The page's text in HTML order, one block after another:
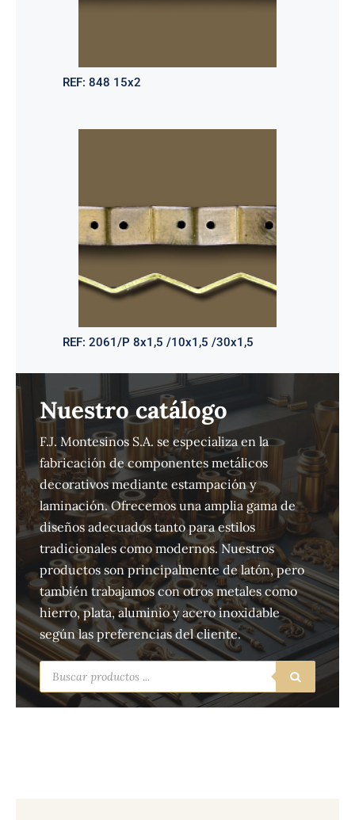
REF: 848 15x2
REF: 2061/P 8x1,5 /10x1,5 /30x1,5
Nuestro catálogo
F.J. Montesinos S.A. se especializa en la
fabricación de componentes metálicos
decorativos mediante estampación y
laminación. Ofrecemos una amplia gama de
diseños adecuados tanto para estilos
tradicionales como modernos. Nuestros
productos son principalmente de latón, pero
también trabajamos con otros metales como
hierro, plata, aluminio y acero inoxidable
según las preferencias del cliente.
Búsqueda
de
productos